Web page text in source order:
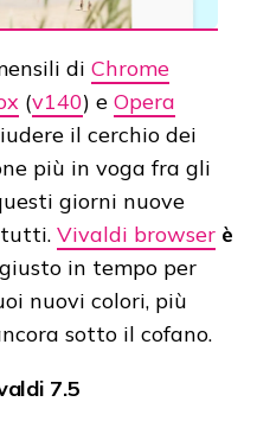
di Chrome
(v140) e Opera
il cerchio dei
più in voga fra gli
giorni nuove
tutti. Vivaldi browser è
in tempo per
nuovi colori, più
sotto il cofano.
7.5